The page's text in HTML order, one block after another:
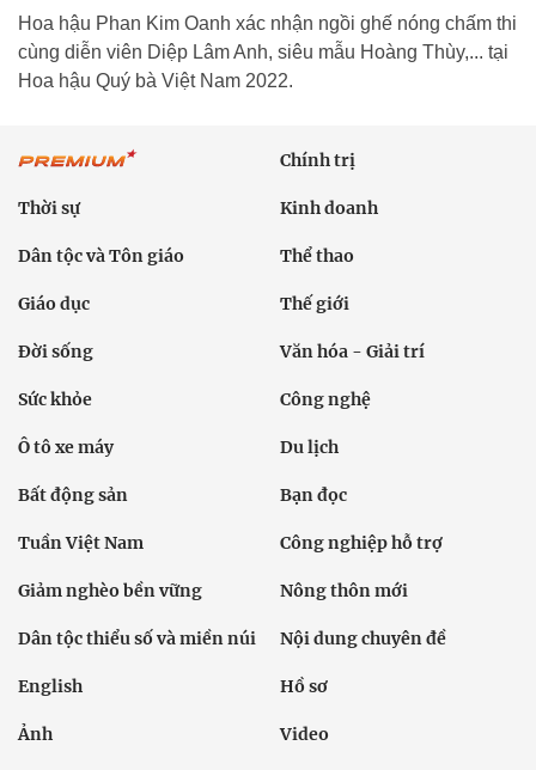
Hoa hậu Phan Kim Oanh xác nhận ngồi ghế nóng chấm thi
cùng diễn viên Diệp Lâm Anh, siêu mẫu Hoàng Thùy,... tại
Hoa hậu Quý bà Việt Nam 2022.
Chính trị
Thời sự Kinh doanh
Dân tộc và Tôn giáo Thể thao
Giáo dục Thế giới
Đời sống Văn hóa - Giải trí
Sức khỏe Công nghệ
Ô tô xe máy Du lịch
Bất động sản Bạn đọc
Tuần Việt Nam Công nghiệp hỗ trợ
Giảm nghèo bền vững Nông thôn mới
Dân tộc thiểu số và miền núi Nội dung chuyên đề
English Hồ sơ
Ảnh Video